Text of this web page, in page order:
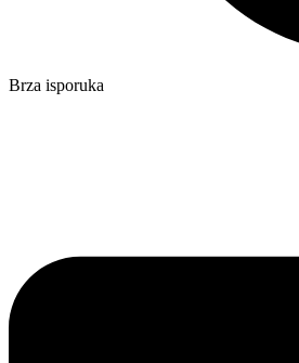
Brza isporuka